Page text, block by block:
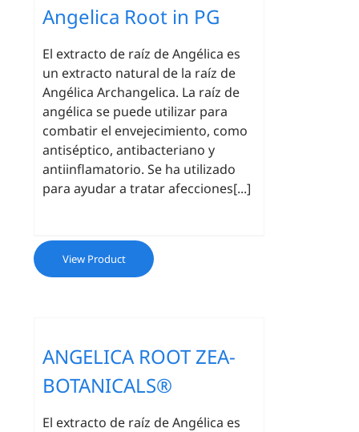
Angelica Root in PG
El extracto de raíz de Angélica es
un extracto natural de la raíz de
Angélica Archangelica. La raíz de
angélica se puede utilizar para
combatir el envejecimiento, como
antiséptico, antibacteriano y
antiinflamatorio. Se ha utilizado
para ayudar a tratar afecciones[...]
View Product
ANGELICA ROOT ZEA-
BOTANICALS®
El extracto de raíz de Angélica es